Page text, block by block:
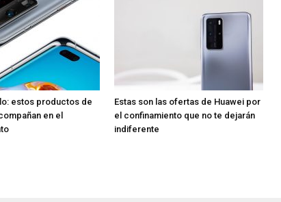
estos productos de
en el
Estas son las ofertas de Huawei por
el confinamiento que no te dejarán
indiferente